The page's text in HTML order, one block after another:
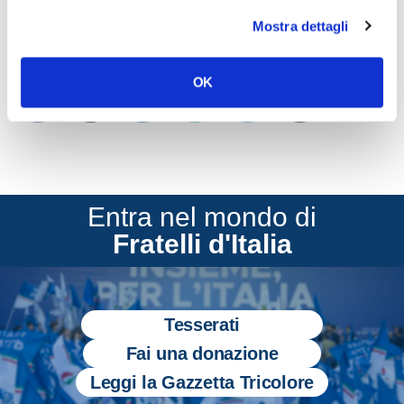
Mostra dettagli
OK
CONDIVIDI
Entra nel mondo di
Fratelli d'Italia
Tesserati
Fai una donazione
Leggi la Gazzetta Tricolore